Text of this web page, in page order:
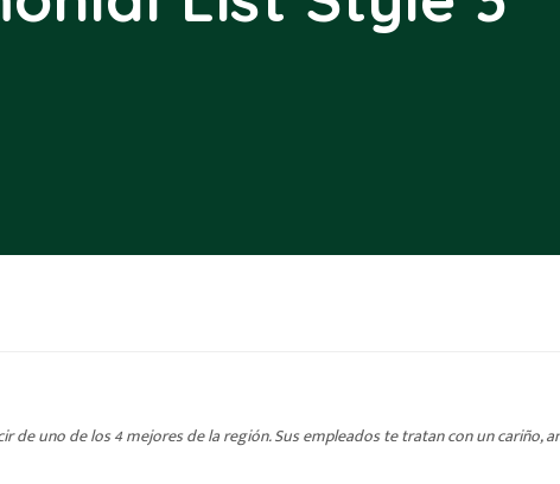
de uno de los 4 mejores de la región. Sus empleados te tratan con un cariño,